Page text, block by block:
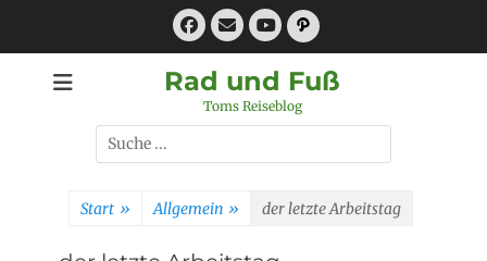
Facebook
E-
MailYouTube
Pfad
Rad und Fuß
Toms Reiseblog
Suchen
nach:
Start » Allgemein » der letzte Arbeitstag